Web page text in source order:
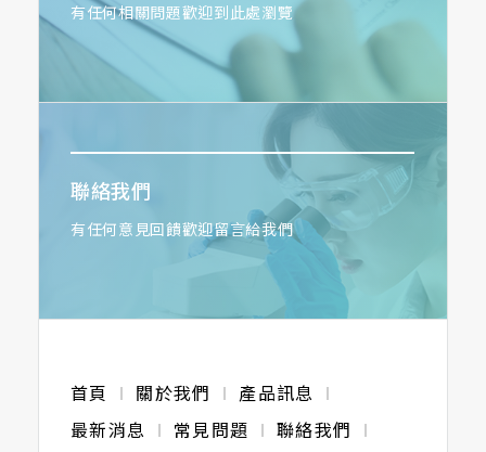
有任何相關問題歡迎到此處瀏覽
聯絡我們
有任何意見回饋歡迎留言給我們
首頁 關於我們
產品訊息
最新消息
常見問題
聯絡我們